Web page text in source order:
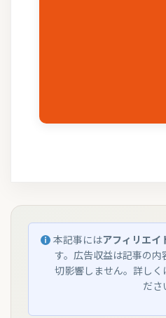
本記事にはアフィリエイ
す。広告収益は記事の
切影響しません。詳しく
ださ